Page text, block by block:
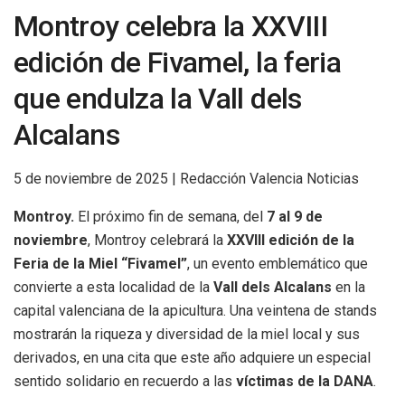
Montroy celebra la XXVIII
edición de Fivamel, la feria
que endulza la Vall dels
Alcalans
5 de noviembre de 2025 | Redacción Valencia Noticias
Montroy. El próximo fin de semana, del 7 al 9 de
noviembre, Montroy celebrará la XXVIII edición de la
Feria de la Miel “Fivamel”, un evento emblemático que
convierte a esta localidad de la Vall dels Alcalans en la
capital valenciana de la apicultura. Una veintena de stands
mostrarán la riqueza y diversidad de la miel local y sus
derivados, en una cita que este año adquiere un especial
sentido solidario en recuerdo a las víctimas de la DANA.